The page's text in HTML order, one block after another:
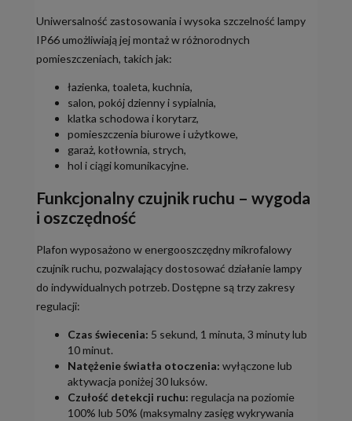
Uniwersalność zastosowania i wysoka szczelność lampy
IP66 umożliwiają jej montaż w różnorodnych
pomieszczeniach, takich jak:
łazienka, toaleta, kuchnia,
salon, pokój dzienny i sypialnia,
klatka schodowa i korytarz,
pomieszczenia biurowe i użytkowe,
garaż, kotłownia, strych,
hol i ciągi komunikacyjne.
Funkcjonalny czujnik ruchu – wygoda
i oszczędność
Plafon wyposażono w energooszczędny mikrofalowy
czujnik ruchu, pozwalający dostosować działanie lampy
do indywidualnych potrzeb. Dostępne są trzy zakresy
regulacji:
Czas świecenia: 5 sekund, 1 minuta, 3 minuty lub
10 minut.
Natężenie światła otoczenia: wyłączone lub
aktywacja poniżej 30 luksów.
Czułość detekcji ruchu: regulacja na poziomie
100% lub 50% (maksymalny zasięg wykrywania